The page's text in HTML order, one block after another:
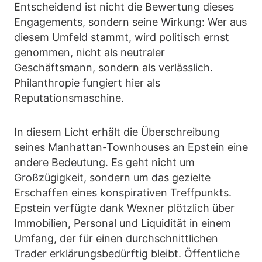
Entscheidend ist nicht die Bewertung dieses
Engagements, sondern seine Wirkung: Wer aus
diesem Umfeld stammt, wird politisch ernst
genommen, nicht als neutraler
Geschäftsmann, sondern als verlässlich.
Philanthropie fungiert hier als
Reputationsmaschine.
In diesem Licht erhält die Überschreibung
seines Manhattan-Townhouses an Epstein eine
andere Bedeutung. Es geht nicht um
Großzügigkeit, sondern um das gezielte
Erschaffen eines konspirativen Treffpunkts.
Epstein verfügte dank Wexner plötzlich über
Immobilien, Personal und Liquidität in einem
Umfang, der für einen durchschnittlichen
Trader erklärungsbedürftig bleibt. Öffentliche